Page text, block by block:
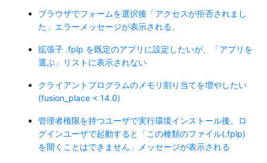
ブラウザでフォームを選択後「アクセスが拒否されまし
た」エラーメッセージが表示される。
拡張子 .fplp を既定のアプリに設定したいが、「アプリを
選ぶ」リストに表示されない
クライアントプログラムのメモリ割り当てを増やしたい
(fusion_place < 14.0)
管理者権限を持つユーザで実行環境インストール後、ロ
グインユーザで起動すると「この種類のファイル(.fplp)
を開くことはできません」メッセージが表示される